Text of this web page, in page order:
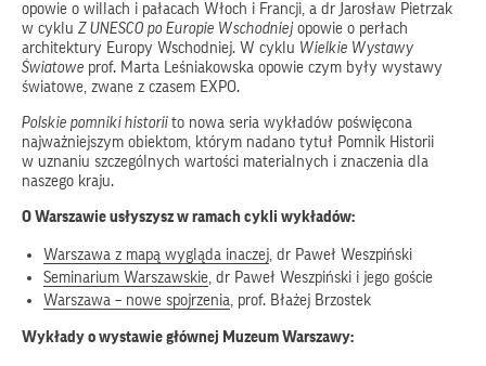
opowie o willach i pałacach Włoch i Francji, a dr Jarosław Pietrzak
w cyklu Z UNESCO po Europie Wschodniej opowie o perłach
architektury Europy Wschodniej. W cyklu Wielkie Wystawy
Światowe prof. Marta Leśniakowska opowie czym były wystawy
światowe, zwane z czasem EXPO.
Polskie pomniki historii to nowa seria wykładów poświęcona
najważniejszym obiektom, którym nadano tytuł Pomnik Historii
w uznaniu szczególnych wartości materialnych i znaczenia dla
naszego kraju.
O Warszawie usłyszysz w ramach cykli wykładów:
Warszawa z mapą wygląda inaczej, dr Paweł Weszpiński
Seminarium Warszawskie, dr Paweł Weszpiński i jego goście
Warszawa – nowe spojrzenia, prof. Błażej Brzostek
Wykłady o wystawie głównej Muzeum Warszawy: